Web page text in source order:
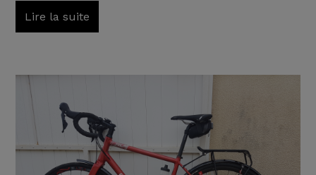
Lire la suite